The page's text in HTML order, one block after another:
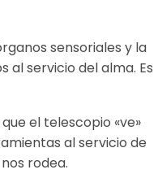
sensoriales y la
al servicio del alma. Es
el telescopio «ve»
al servicio de
rodea.